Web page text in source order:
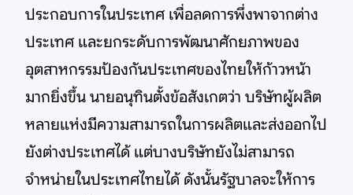
ประกอบการในประเทศ เพื่อลดการพึ่งพาจากต่าง
ประเทศ และยกระดับการพัฒนาศักยภาพของ
อุตสาหกรรมป้องกันประเทศของไทยให้ก้าวหน้า
มากยิ่งขึ้น นายอนุทินตั้งข้อสังเกตว่า บริษัทผู้ผลิต
หลายแห่งมีความสามารถในการผลิตและส่งออกไป
ยังต่างประเทศได้ แต่บางบริษัทยังไม่สามารถ
จำหน่ายในประเทศไทยได้ ดังนั้นรัฐบาลจะให้การ